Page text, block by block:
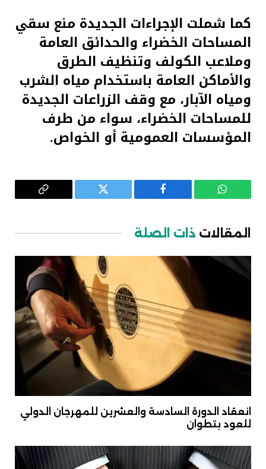
كما شملت الإجراءات الجديدة منع سقي
المساحات الخضراء والحدائق العامة
وملاعب الكولف وتنظيف الطرق
والأماكن العامة باستخدام مياه الشرب
ومياه الآبار، مع وقف الزراعات الجديدة
للمساحات الخضراء، سواء من طرف
المؤسسات العمومية أو الخواص.
واتساب فيسبوك تويتر
Copy
المقالات ذات الصلة
انعقاد الدورة السادسة والعشرين للمهرجان الدولي
للعود بتطوان